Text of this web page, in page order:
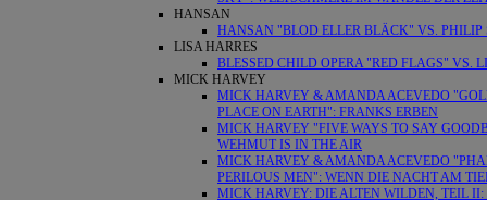
HANSAN
HANSAN "BLOD ELLER BLÄCK" VS. PHILIP
LISA HARRES
BLESSED CHILD OPERA "RED FLAGS" VS.
MICK HARVEY
MICK HARVEY & AMANDA ACEVEDO
PLACE ON EARTH": FRANKS ERBEN
MICK HARVEY "FIVE WAYS TO SAY
WEHMUT IS IN THE AIR
MICK HARVEY & AMANDA ACEVEDO
PERILOUS MEN": WENN DIE NACHT AM
MICK HARVEY: DIE ALTEN WILDEN, TEIL